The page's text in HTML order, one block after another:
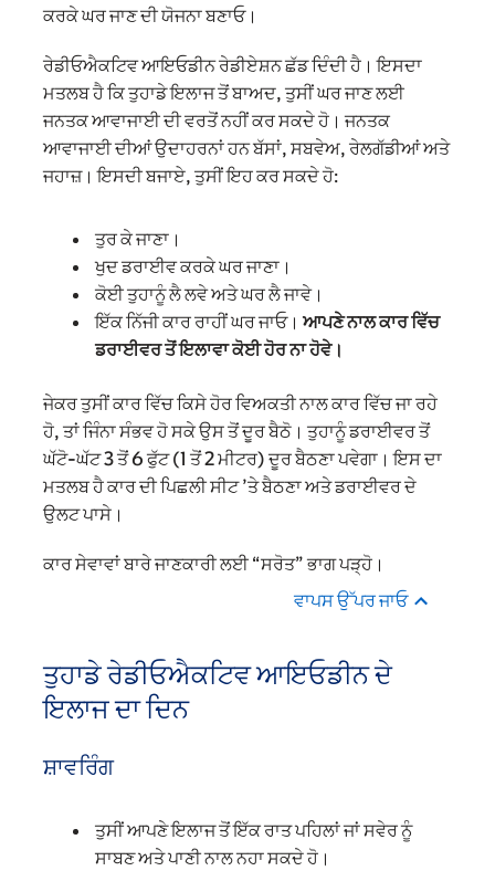
ਕਰਕੇ ਘਰ ਜਾਣ ਦੀ ਯੋਜਨਾ ਬਣਾਓ।
ਰੇਡੀਓਐਕਟਿਵ ਆਇਓਡੀਨ ਰੇਡੀਏਸ਼ਨ ਛੱਡ ਦਿੰਦੀ ਹੈ। ਇਸਦਾ
ਮਤਲਬ ਹੈ ਕਿ ਤੁਹਾਡੇ ਇਲਾਜ ਤੋਂ ਬਾਅਦ, ਤੁਸੀਂ ਘਰ ਜਾਣ ਲਈ
ਜਨਤਕ ਆਵਾਜਾਈ ਦੀ ਵਰਤੋਂ ਨਹੀਂ ਕਰ ਸਕਦੇ ਹੋ। ਜਨਤਕ
ਆਵਾਜਾਈ ਦੀਆਂ ਉਦਾਹਰਨਾਂ ਹਨ ਬੱਸਾਂ, ਸਬਵੇਅ, ਰੇਲਗੱਡੀਆਂ ਅਤੇ
ਜਹਾਜ਼। ਇਸਦੀ ਬਜਾਏ, ਤੁਸੀਂ ਇਹ ਕਰ ਸਕਦੇ ਹੋ:
ਤੁਰ ਕੇ ਜਾਣਾ।
ਖੁਦ ਡਰਾਈਵ ਕਰਕੇ ਘਰ ਜਾਣਾ।
ਕੋਈ ਤੁਹਾਨੂੰ ਲੈ ਲਵੇ ਅਤੇ ਘਰ ਲੈ ਜਾਵੇ।
ਇੱਕ ਨਿੱਜੀ ਕਾਰ ਰਾਹੀਂ ਘਰ ਜਾਓ। ਆਪਣੇ ਨਾਲ ਕਾਰ ਵਿੱਚ
ਡਰਾਈਵਰ ਤੋਂ ਇਲਾਵਾ ਕੋਈ ਹੋਰ ਨਾ ਹੋਵੇ।
ਜੇਕਰ ਤੁਸੀਂ ਕਾਰ ਵਿੱਚ ਕਿਸੇ ਹੋਰ ਵਿਅਕਤੀ ਨਾਲ ਕਾਰ ਵਿੱਚ ਜਾ ਰਹੇ
ਹੋ, ਤਾਂ ਜਿੰਨਾ ਸੰਭਵ ਹੋ ਸਕੇ ਉਸ ਤੋਂ ਦੂਰ ਬੈਠੋ। ਤੁਹਾਨੂੰ ਡਰਾਈਵਰ ਤੋਂ
ਘੱਟੋ-ਘੱਟ 3 ਤੋਂ 6 ਫੁੱਟ (1 ਤੋਂ 2 ਮੀਟਰ) ਦੂਰ ਬੈਠਣਾ ਪਵੇਗਾ। ਇਸ ਦਾ
ਮਤਲਬ ਹੈ ਕਾਰ ਦੀ ਪਿਛਲੀ ਸੀਟ ’ਤੇ ਬੈਠਣਾ ਅਤੇ ਡਰਾਈਵਰ ਦੇ
ਉਲਟ ਪਾਸੇ।
ਕਾਰ ਸੇਵਾਵਾਂ ਬਾਰੇ ਜਾਣਕਾਰੀ ਲਈ “ਸਰੋਤ” ਭਾਗ ਪੜ੍ਹੋ।
ਵਾਪਸ ਉੱਪਰ ਜਾਓ
ਤੁਹਾਡੇ ਰੇਡੀਓਐਕਟਿਵ ਆਇਓਡੀਨ ਦੇ
ਇਲਾਜ ਦਾ ਦਿਨ
ਸ਼ਾਵਰਿੰਗ
ਤੁਸੀਂ ਆਪਣੇ ਇਲਾਜ ਤੋਂ ਇੱਕ ਰਾਤ ਪਹਿਲਾਂ ਜਾਂ ਸਵੇਰ ਨੂੰ
ਸਾਬਣ ਅਤੇ ਪਾਣੀ ਨਾਲ ਨਹਾ ਸਕਦੇ ਹੋ।